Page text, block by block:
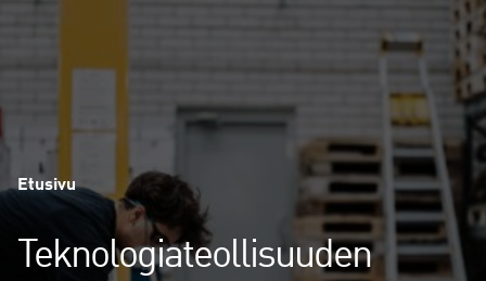
Etusivu
Teknologiateollisuuden